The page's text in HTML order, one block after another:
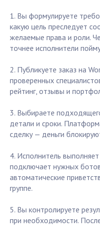
1. Вы формулируете
какую цель преследует
желаемые права и роли.
точнее исполнители
2. Публикуете заказ на
проверенных
рейтинг, отзывы и
3. Выбираете
детали и сроки.
сделку — деньги
4. Исполнитель
подключает нужных
автоматические
группе.
5. Вы контролируете
при необходимости.